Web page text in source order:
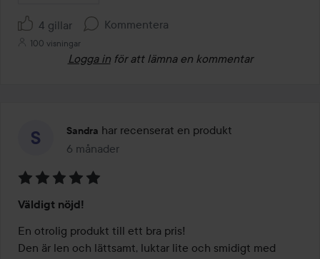
4 gillar Kommentera
100 visningar
Logga in för att lämna en kommentar
Sandra har recenserat en produkt
6 månader
Inlägget skapades 6 månader
5
av
5
Väldigt nöjd!
En otrolig produkt till ett bra pris!
Den är len och lättsamt, luktar lite och smidigt med